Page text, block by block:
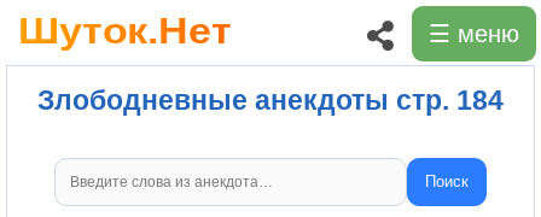
☰ меню
Злободневные анекдоты стр. 184
Поиск анекдотов Поиск